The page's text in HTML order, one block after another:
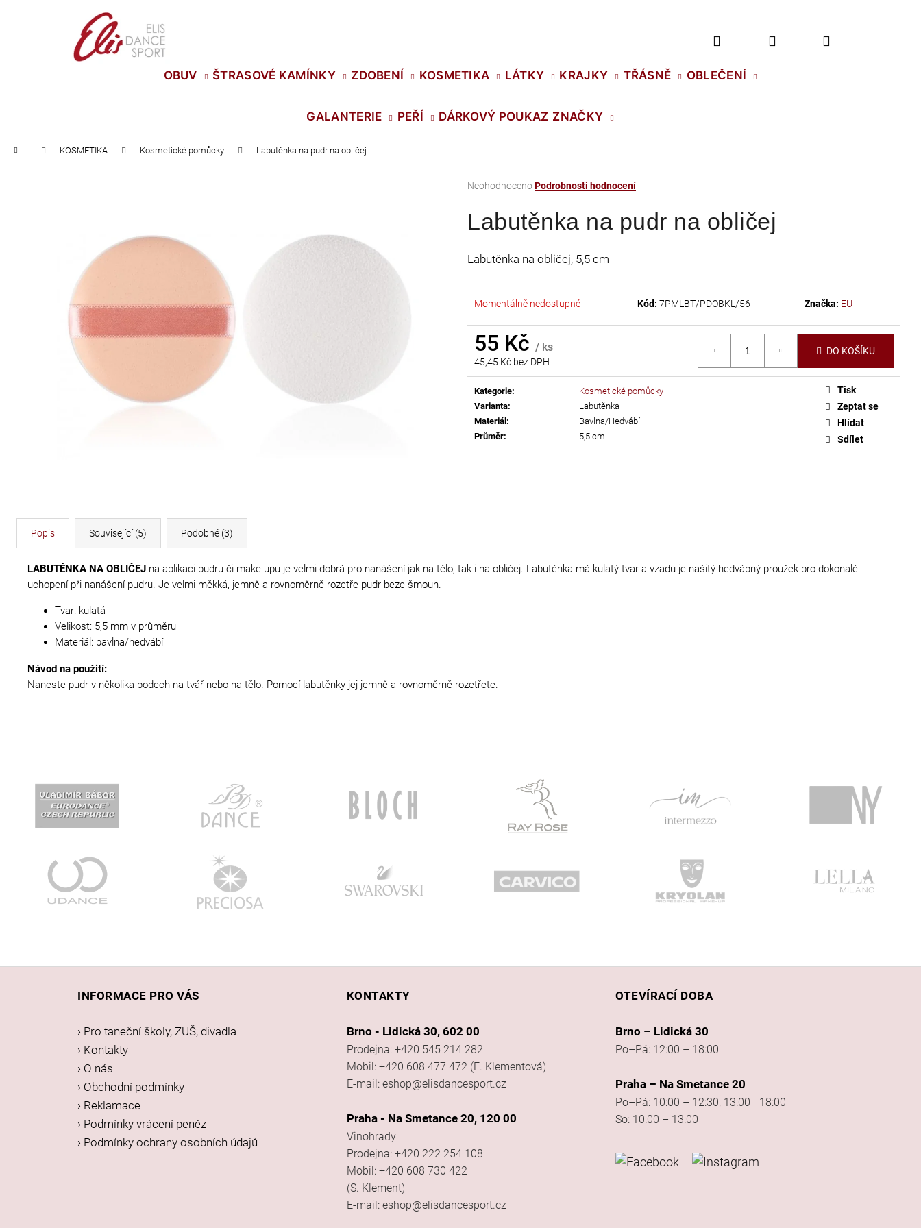
OBUV ŠTRASOVÉ KAMÍNKY ZDOBENÍ KOSMETIKA LÁTKY KRAJKY TŘÁSNĚ OBLEČENÍ
GALANTERIE PEŘÍ DÁRKOVÝ POUKAZ ZNAČKY
Přihlášení
Domů KOSMETIKA Kosmetické pomůcky Labutěnka na pudr na obličej
Průměrné
produktu
je
z
NeohodnocenoPodrobnosti hodnocení
Labutěnka na pudr na obličej
Labutěnka na obličej, 5,5 cm
Momentálně nedostupné Kód: 7PMLBT/PDOBKL/56 Značka: EU
55 Kč / ks
45,45 Kč bez DPH
Měrná
cena:
DO KOŠÍKU
Kategorie:
Kosmetické pomůcky
Varianta:
Labutěnka
Materiál:
Bavlna/Hedvábí
Průměr: 5,5 cm
Tisk
Zeptat se
Hlídat
Sdílet
Popis Související (5) Podobné (3)
LABUTĚNKA NA OBLIČEJ na aplikaci pudru či make-upu je velmi dobrá pro nanášení jak na tělo, tak i na obličej. Labutěnka má kulatý tvar a vzadu je našitý hedvábný proužek pro dokonalé
uchopení při nanášení pudru. Je velmi měkká, jemně a rovnoměrně rozetře pudr beze šmouh.
Tvar: kulatá
Velikost: 5,5 mm v průměru
Materiál: bavlna/hedvábí
Návod na použití:
Naneste pudr v několika bodech na tvář nebo na tělo. Pomocí labutěnky jej jemně a rovnoměrně rozetřete.
Co potřebujete najít?
TŘÁSNĚ NEELASTICKÉ BARBADOS
DÉLKA 30 CM
620 Kč
SWAROVSKI XIRIUS NH SS-16 CRYSTAL
PRECIOSA VIVA12 NH SS-5 CRYSTAL
55 Kč
INFORMACE PRO VÁS
› Pro taneční školy, ZUŠ, divadla
› Kontakty
› O nás
› Obchodní podmínky
› Reklamace
› Podmínky vrácení peněz
› Podmínky ochrany osobních údajů
KONTAKTY
Brno - Lidická 30, 602 00
Prodejna: +420 545 214 282
Mobil: +420 608 477 472 (E. Klementová)
E-mail: eshop@elisdancesport.cz
Praha - Na Smetance 20, 120 00
Vinohrady
Prodejna: +420 222 254 108
Mobil: +420 608 730 422
(S. Klement)
E-mail: eshop@elisdancesport.cz
OTEVÍRACÍ DOBA
Brno – Lidická 30
Po–Pá: 12:00 – 18:00
Praha – Na Smetance 20
Po–Pá: 10:00 – 12:30, 13:00 - 18:00
So: 10:00 – 13:00